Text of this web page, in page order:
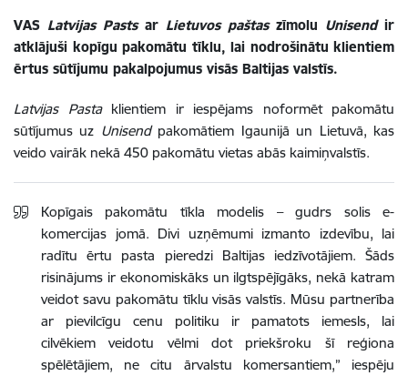
VAS Latvijas Pastsar Lietuvos paštaszīmolu Unisendir
atklājuši kopīgu pakomātu tīklu, lai nodrošinātu klientiem
ērtus sūtījumu pakalpojumus visās Baltijas valstīs.
Latvijas Pastaklientiem ir iespējams noformēt pakomātu
sūtījumus uz Unisendpakomātiem Igaunijā un Lietuvā, kas
veido vairāk nekā 450 pakomātu vietas abās kaimiņvalstīs.
Kopīgais pakomātu tīkla modelis – gudrs solis e-
komercijas jomā. Divi uzņēmumi izmanto izdevību, lai
radītu ērtu pasta pieredzi Baltijas iedzīvotājiem. Šāds
risinājums ir ekonomiskāks un ilgtspējīgāks, nekā katram
veidot savu pakomātu tīklu visās valstīs. Mūsu partnerība
ar pievilcīgu cenu politiku ir pamatots iemesls, lai
cilvēkiem veidotu vēlmi dot priekšroku šī reģiona
spēlētājiem, ne citu ārvalstu komersantiem,” iespēju